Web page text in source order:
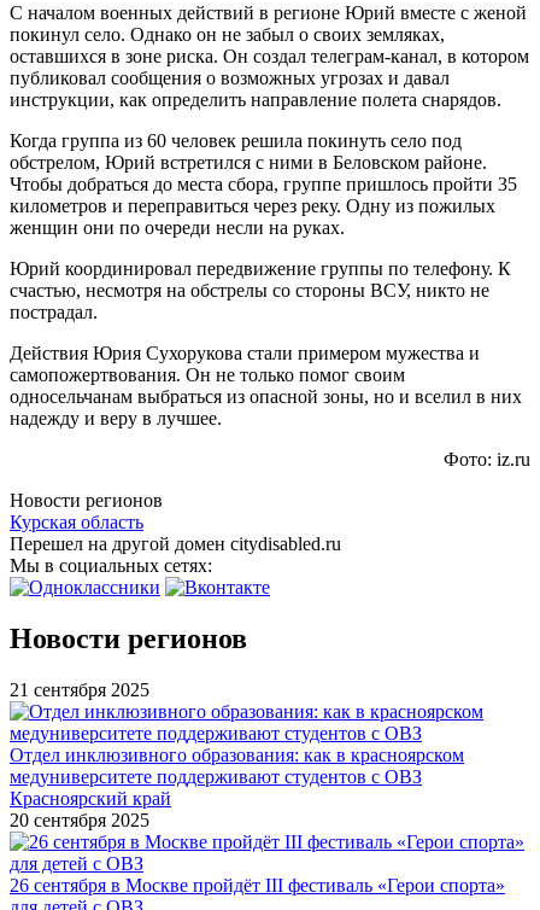
С началом военных действий в регионе Юрий вместе с женой
покинул село. Однако он не забыл о своих земляках,
оставшихся в зоне риска. Он создал телеграм-канал, в котором
публиковал сообщения о возможных угрозах и давал
инструкции, как определить направление полета снарядов.
Когда группа из 60 человек решила покинуть село под
обстрелом, Юрий встретился с ними в Беловском районе.
Чтобы добраться до места сбора, группе пришлось пройти 35
километров и переправиться через реку. Одну из пожилых
женщин они по очереди несли на руках.
Юрий координировал передвижение группы по телефону. К
счастью, несмотря на обстрелы со стороны ВСУ, никто не
пострадал.
Действия Юрия Сухорукова стали примером мужества и
самопожертвования. Он не только помог своим
односельчанам выбраться из опасной зоны, но и вселил в них
надежду и веру в лучшее.
Фото: iz.ru
Новости регионов
Курская область
Перешел на другой домен citydisabled.ru
Мы в социальных сетях:
Новости регионов
21 сентября 2025
Отдел инклюзивного образования: как в красноярском
медуниверситете поддерживают студентов с ОВЗ
Красноярский край
20 сентября 2025
26 сентября в Москве пройдёт III фестиваль «Герои спорта»